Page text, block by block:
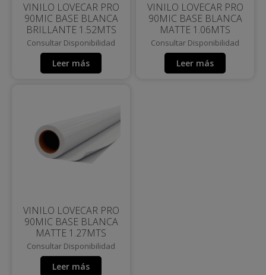
VINILO LOVECAR PRO
90MIC BASE BLANCA
BRILLANTE 1.52MTS
Consultar Disponibilidad
Leer más
VINILO LOVECAR PRO
90MIC BASE BLANCA
MATTE 1.06MTS
Consultar Disponibilidad
Leer más
VINILO LOVECAR PRO
90MIC BASE BLANCA
MATTE 1.27MTS
Consultar Disponibilidad
Leer más